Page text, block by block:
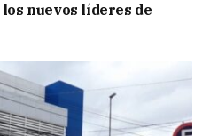
nuevos líderes de